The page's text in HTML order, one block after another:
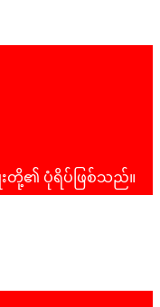
တို့၏ ပုံရိပ်ဖြစ်သည်။